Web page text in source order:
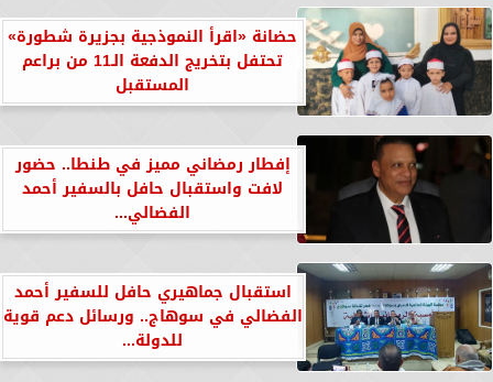
حضانة «اقرأ النموذجية بجزيرة شطورة»
تحتفل بتخريج الدفعة الـ11 من براعم
المستقبل
إفطار رمضاني مميز في طنطا.. حضور
لافت واستقبال حافل بالسفير أحمد
الفضالي...
استقبال جماهيري حافل للسفير أحمد
الفضالي في سوهاج.. ورسائل دعم قوية
للدولة...